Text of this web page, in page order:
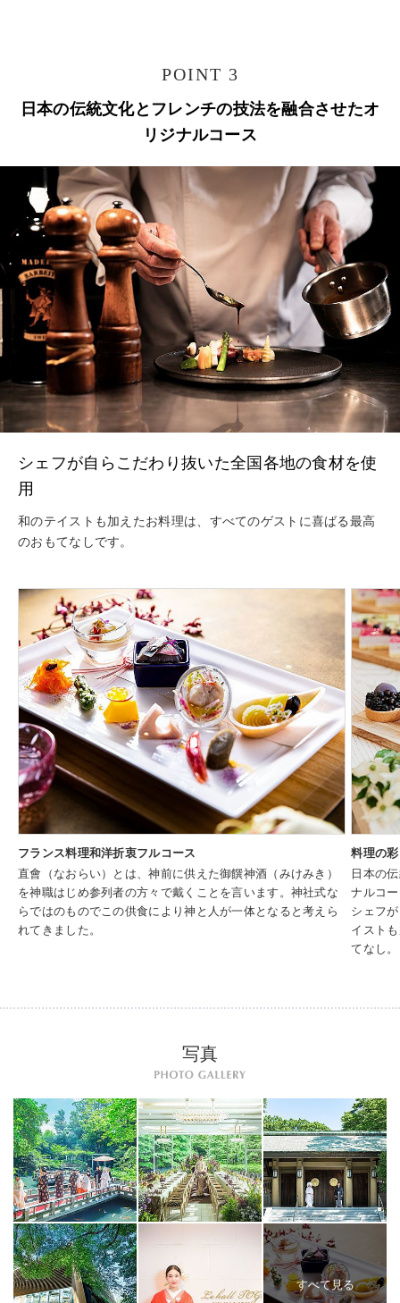
POINT 3
日本の伝統文化とフレンチの技法を融合させたオ
リジナルコース
シェフが自らこだわり抜いた全国各地の食材を使
用
和のテイストも加えたお料理は、すべてのゲストに喜ばる最高
のおもてなしです。
フランス料理和洋折衷フルコース
直會（なおらい）とは、神前に供えた御饌神酒（みけみき）
を神職はじめ参列者の方々で戴くことを言います。神社式な
らではのものでこの供食により神と人が一体となると考えら
れてきました。
料理の
日本の
ナルコ
シェフ
イスト
てなし。
写真
すべて見る